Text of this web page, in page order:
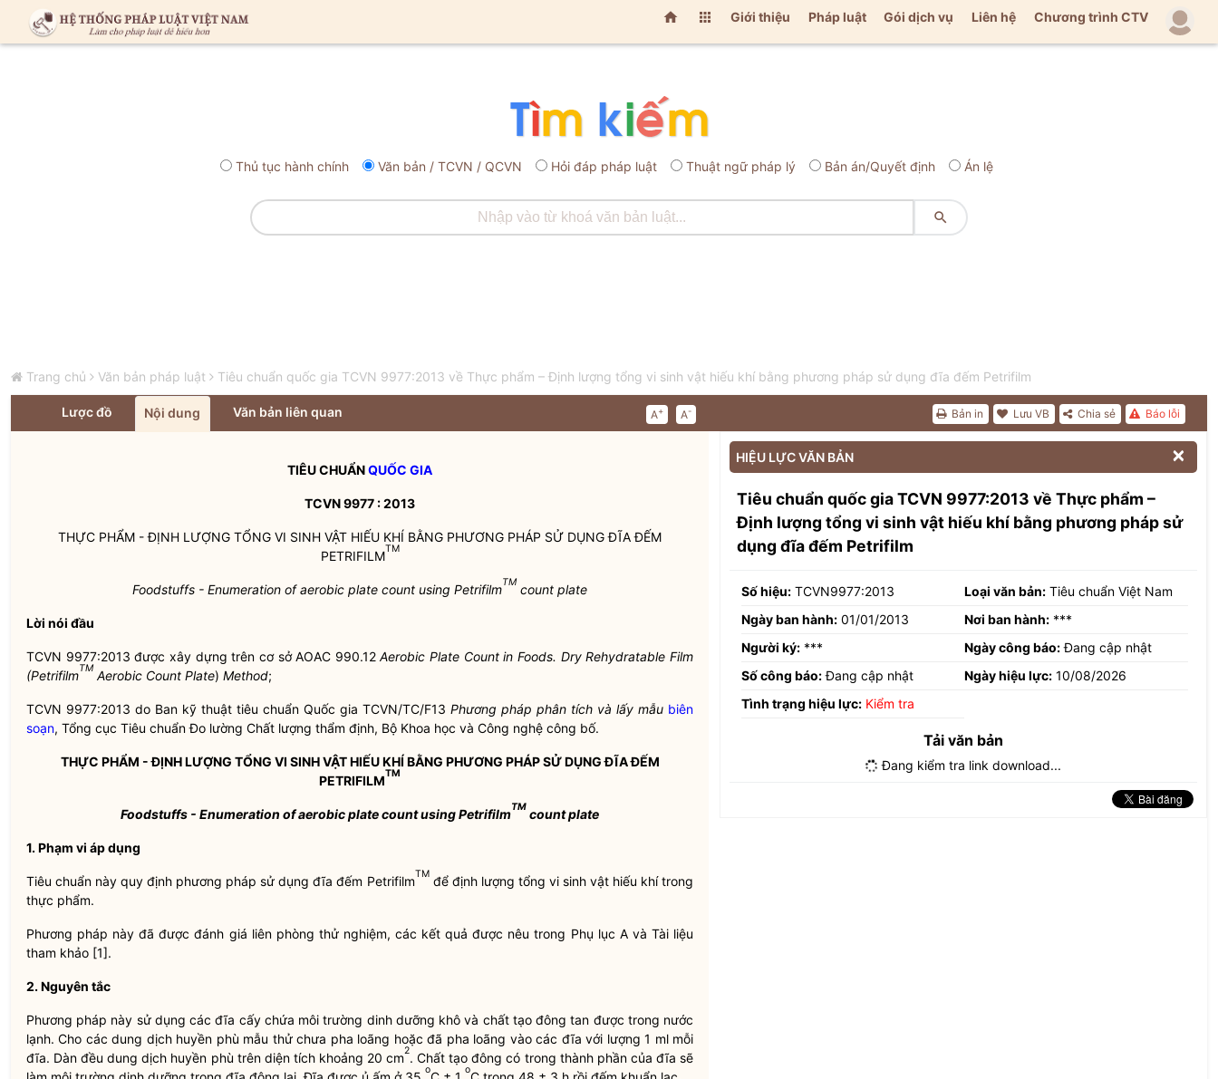
  Giới thiệu Pháp luật Gói dịch vụ Liên hệ Chương trình CTV
Thủ tục hành chính Văn bản / TCVN / QCVN Hỏi đáp pháp luật Thuật ngữ pháp lý Bản án/Quyết định Án lệ

Trang chủ Văn bản pháp luật Tiêu chuẩn quốc gia TCVN 9977:2013 về Thực phẩm – Định lượng tổng vi sinh vật hiếu khí bằng phương pháp sử dụng đĩa đếm Petrifilm
Lược đồ Nội dung Văn bản liên quan A+ A- Báo lỗi
Chia sẻ
Lưu VB
Bản in
TIÊU CHUẨNQUỐC GIA
TCVN 9977 : 2013
THỰC PHẨM - ĐỊNH LƯỢNG TỔNG VI SINH VẬT HIẾU KHÍ BẰNG PHƯƠNG PHÁP SỬ DỤNG ĐĨA ĐẾM
PETRIFILMTM
Foodstuffs - Enumeration of aerobic plate count using PetrifilmTM count plate
Lời nói đầu
TCVN 9977:2013 được xây dựng trên cơ sở AOAC 990.12Aerobic Plate Count in Foods. Dry Rehydratable Film
(PetrifilmTM Aerobic Count Plate) Method;
TCVN 9977:2013 do Ban kỹ thuật tiêu chuẩn Quốc gia TCVN/TC/F13 Phương pháp phân tích và lấy mẫu biên
soạn, Tổng cục Tiêu chuẩn Đo lường Chất lượng thẩm định, Bộ Khoa học và Công nghệ công bố.
THỰC PHẨM - ĐỊNH LƯỢNG TỔNG VI SINH VẬT HIẾU KHÍ BẰNG PHƯƠNG PHÁP SỬ DỤNG ĐĨA ĐẾM
PETRIFILMTM
Foodstuffs - Enumeration of aerobic plate count using PetrifilmTM count plate
1. Phạm vi áp dụng
Tiêu chuẩn này quy định phương pháp sử dụng đĩa đếm PetrifilmTMđể định lượng tổng vi sinh vật hiếu khí trong
thực phẩm.
Phương pháp này đã được đánh giá liên phòng thử nghiệm, các kết quả được nêu trong Phụ lục A và Tài liệu
tham khảo [1].
2. Nguyên tắc
Phương pháp này sử dụng các đĩa cấy chứa môi trường dinh dưỡng khô và chất tạo đông tan được trong nước
lạnh. Cho các dung dịch huyền phù mẫu thử chưa pha loãng hoặc đã pha loãng vào các đĩa với lượng 1 ml mỗi
đĩa. Dàn đều dung dịch huyền phù trên diện tích khoảng 20 cm2. Chất tạo đông có trong thành phần của đĩa sẽ
o o
HIỆU LỰC VĂN BẢN 
Tiêu chuẩn quốc gia TCVN 9977:2013 về Thực phẩm –
Định lượng tổng vi sinh vật hiếu khí bằng phương pháp sử
dụng đĩa đếm Petrifilm
Số hiệu: TCVN9977:2013 Loại văn bản: Tiêu chuẩn Việt Nam
Ngày ban hành: 01/01/2013 Nơi ban hành: ***
Người ký: *** Ngày công báo:Đang cập nhật
Số công báo:Đang cập nhật Ngày hiệu lực: 10/08/2026
Tình trạng hiệu lực: Kiểm tra
Tải văn bản
Đang kiểm tra link download...